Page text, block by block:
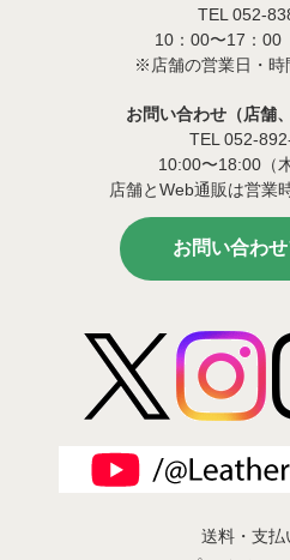
TEL 052-
10：00〜17：00
※店舗の営業日・時
お問い合わせ（店舗
TEL 052-
10:00〜18:00（
店舗とWeb通販は営業
お問い合わ
送料・支払